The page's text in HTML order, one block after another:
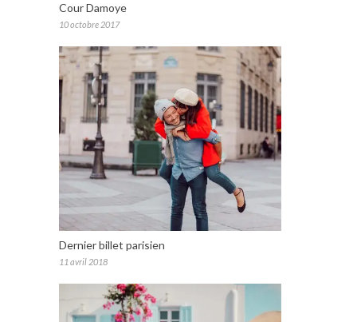
Cour Damoye
10 octobre 2017
Dernier billet parisien
11 avril 2018